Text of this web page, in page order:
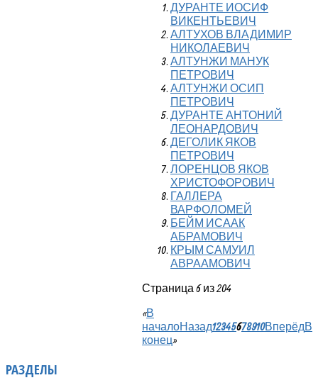
ДУРАНТЕ ИОСИФ
ВИКЕНТЬЕВИЧ
АЛТУХОВ ВЛАДИМИР
НИКОЛАЕВИЧ
АЛТУНЖИ МАНУК
ПЕТРОВИЧ
АЛТУНЖИ ОСИП
ПЕТРОВИЧ
ДУРАНТЕ АНТОНИЙ
ЛЕОНАРДОВИЧ
ДЕГОЛИК ЯКОВ
ПЕТРОВИЧ
ЛОРЕНЦОВ ЯКОВ
ХРИСТОФОРОВИЧ
ГАЛЛЕРА
ВАРФОЛОМЕЙ
БЕЙМ ИСААК
АБРАМОВИЧ
КРЫМ САМУИЛ
АВРААМОВИЧ
Страница 6 из 204
«В
началоНазад12345678910ВперёдВ
конец»
РАЗДЕЛЫ